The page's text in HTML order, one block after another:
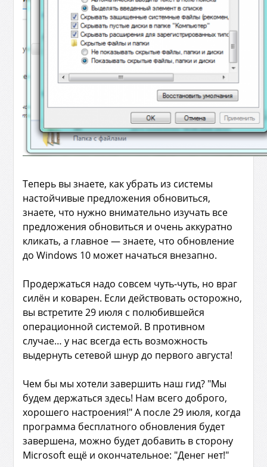
Теперь вы знаете, как убрать из системы
настойчивые предложения обновиться,
знаете, что нужно внимательно изучать все
предложения обновиться и очень аккуратно
кликать, а главное — знаете, что обновление
до Windows 10 может начаться внезапно.
Продержаться надо совсем чуть-чуть, но враг
силён и коварен. Если действовать осторожно,
вы встретите 29 июля с полюбившейся
операционной системой. В противном
случае… у нас всегда есть возможность
выдернуть сетевой шнур до первого августа!
Чем бы мы хотели завершить наш гид? "Мы
будем держаться здесь! Нам всего доброго,
хорошего настроения!" А после 29 июля, когда
программа бесплатного обновления будет
завершена, можно будет добавить в сторону
Microsoft ещё и окончательное: "Денег нет!"